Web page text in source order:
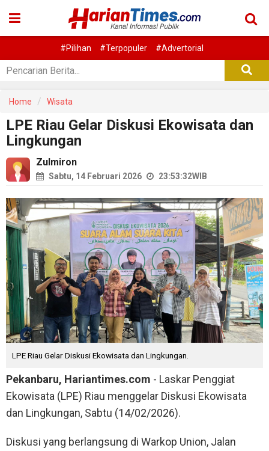
#Pilihan #Terpopuler #Advertorial
Home Wisata
LPE Riau Gelar Diskusi Ekowisata dan
Lingkungan
Zulmiron
Sabtu, 14 Februari 2026 23:53:32WIB
LPE Riau Gelar Diskusi Ekowisata dan Lingkungan.
Pekanbaru, Hariantimes.com - Laskar Penggiat
Ekowisata (LPE) Riau menggelar Diskusi Ekowisata
dan Lingkungan, Sabtu (14/02/2026).
Diskusi yang berlangsung di Warkop Union, Jalan